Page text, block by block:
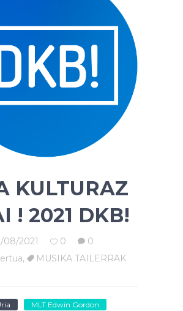
KULTURAZ
! 2021 DKB!
08/2021 0
0
, MUSIKA TAILERRAK
MLT Edwin Gordon